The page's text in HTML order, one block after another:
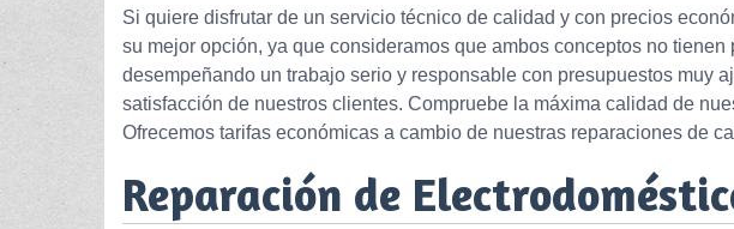
Si quiere disfrutar de un servicio técnico de calidad y con precios
su mejor opción, ya que consideramos que ambos conceptos no tienen
desempeñando un trabajo serio y responsable con presupuestos muy
satisfacción de nuestros clientes. Compruebe la máxima calidad de
Ofrecemos tarifas económicas a cambio de nuestras reparaciones de
Reparación de